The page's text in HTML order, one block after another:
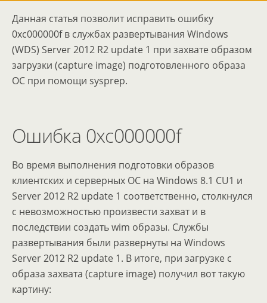
Данная статья позволит исправить ошибку
0xc000000f в службах развертывания Windows
(WDS) Server 2012 R2 update 1 при захвате образом
загрузки (capture image) подготовленного образа
ОС при помощи sysprep.
Ошибка 0xc000000f
Во время выполнения подготовки образов
клиентских и серверных ОС на Windows 8.1 CU1 и
Server 2012 R2 update 1 соответственно, столкнулся
с невозможностью произвести захват и в
последствии создать wim образы. Службы
развертывания были развернуты на Windows
Server 2012 R2 update 1. В итоге, при загрузке с
образа захвата (capture image) получил вот такую
картину: